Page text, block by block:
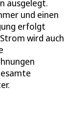
ausgelegt.
und einen
erfolgt
wird auch